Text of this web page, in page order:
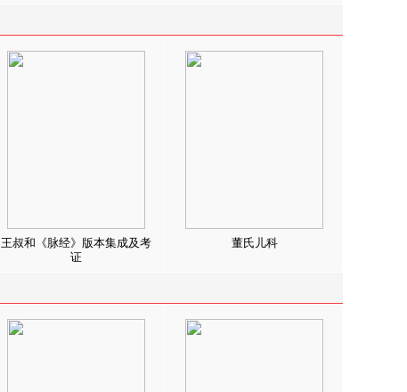
王叔和《脉经》版本集成及考
证
董氏儿科